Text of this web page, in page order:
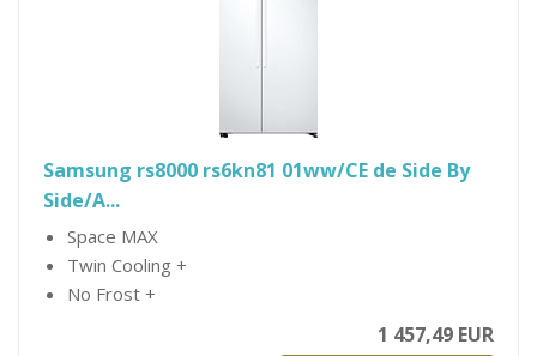
Samsung rs8000 rs6kn81 01ww/CE de Side By
Side/A...
Space MAX
Twin Cooling +
No Frost +
1 457,49 EUR